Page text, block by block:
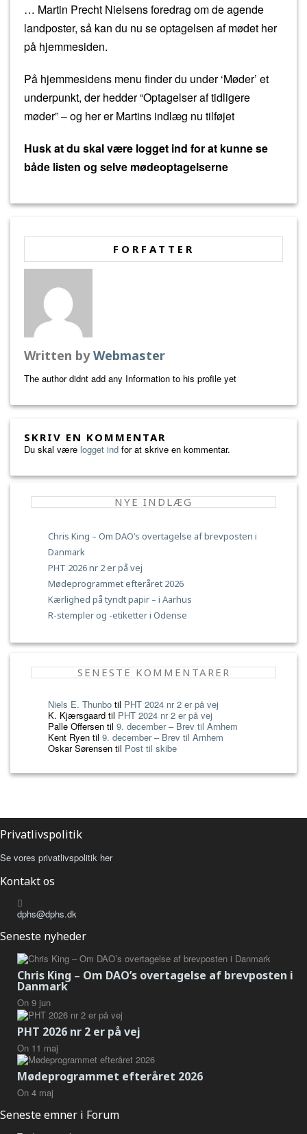
c
e
b
o
o
k
… Martin Precht Nielsens foredrag om de agende
landposter, så kan du nu se optagelsen af mødet her
på hjemmesiden.
På hjemmesidens menu finder du under ‘Møder’ et
underpunkt, der hedder “Optagelser af tidligere
møder” – og her er Martins indlæg nu tilføjet
Husk at du skal være logget ind for at kunne se
både listen og selve mødeoptagelserne
FORFATTER
Written byWebmaster
The author didnt add any Information to his profile yet
SKRIV EN KOMMENTAR
Du skal være logget ind for at skrive en kommentar.
NYE INDLÆG
Chris King – Om DAO’s overtagelse af brevposten i
Danmark
PHT 2026 nr 2 er på vej
Mødeprogrammet efteråret 2026
Kærlighed på tyndt papir – i Aarhus
R-stempler og -etiketter i Odense
SENESTE KOMMENTARER
Niels E. Thunbo til PHT 2024 nr 2 er på vej
K. Kjærsgaard til PHT 2024 nr 2 er på vej
Palle Offersen til 9. december – Brev til Arnhem
Kent Ryen til 9. december – Brev til Arnhem
Oskar Sørensen til Post til skibe
Privatlivspolitik
Se vores privatlivspolitik her
Kontakt os
dphs@dphs.dk
Seneste nyheder
Chris King – Om DAO’s overtagelse af brevposten i
Danmark
On 9 jun
PHT 2026 nr 2 er på vej
On 11 maj
Mødeprogrammet efteråret 2026
On 4 maj
Seneste emner i Forum